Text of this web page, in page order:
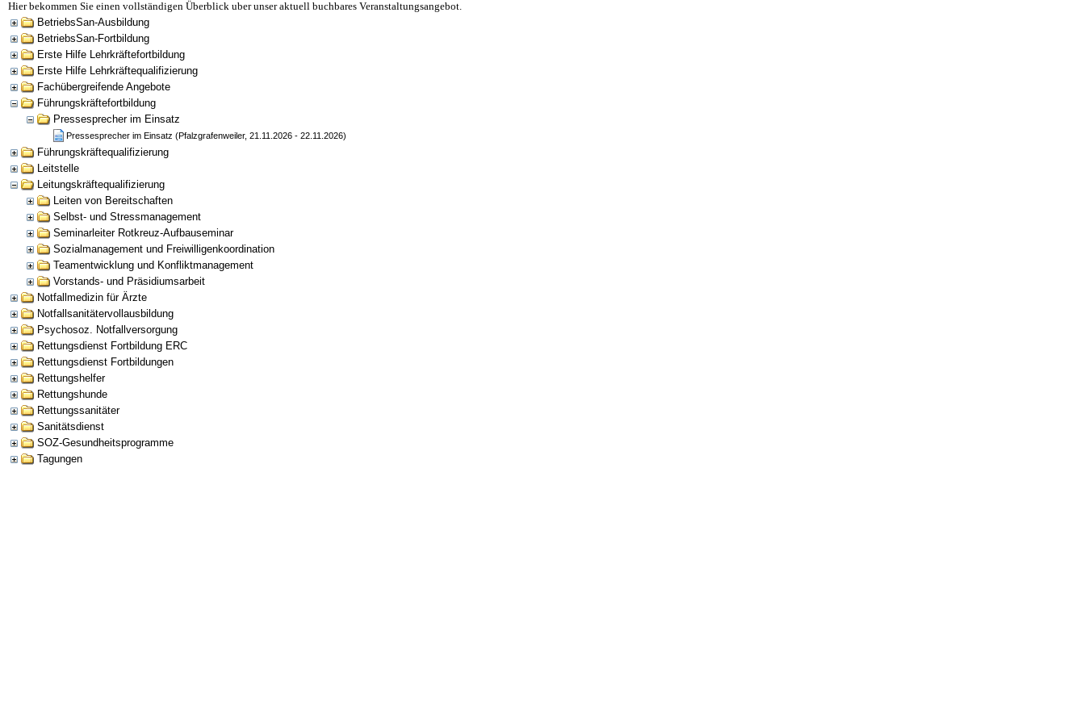
Hier bekommen Sie einen vollständigen Überblick uber unser aktuell buchbares Veranstaltungsangebot.
BetriebsSan-Ausbildung
BetriebsSan-Fortbildung
Erste Hilfe Lehrkräftefortbildung
Erste Hilfe Lehrkräftequalifizierung
Fachübergreifende Angebote
Führungskräftefortbildung
Pressesprecher im Einsatz
Pressesprecher im Einsatz (Pfalzgrafenweiler, 21.11.2026 - 22.11.2026)
Führungskräftequalifizierung
Leitstelle
Leitungskräftequalifizierung
Leiten von Bereitschaften
Selbst- und Stressmanagement
Seminarleiter Rotkreuz-Aufbauseminar
Sozialmanagement und Freiwilligenkoordination
Teamentwicklung und Konfliktmanagement
Vorstands- und Präsidiumsarbeit
Notfallmedizin für Ärzte
Notfallsanitätervollausbildung
Psychosoz. Notfallversorgung
Rettungsdienst Fortbildung ERC
Rettungsdienst Fortbildungen
Rettungshelfer
Rettungshunde
Rettungssanitäter
Sanitätsdienst
SOZ-Gesundheitsprogramme
Tagungen